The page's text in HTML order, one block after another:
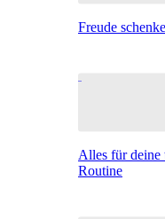
Freude
Alles für
Routine